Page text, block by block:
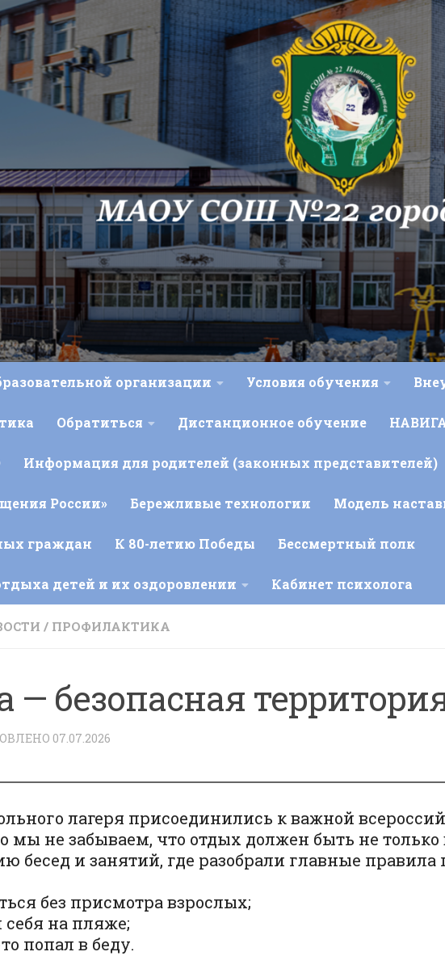
организации Условия обучения
Обратиться Дистанционное обучение
Информация для родителей (законных представителей)
России» Бережливые технологии Модель
граждан К 80-летию Победы Бессмертный полк
детей и их оздоровлении Кабинет психолога
/ ПРОФИЛАКТИКА
— безопасная
07.07.2026
лагеря присоединились к важной
мы не забываем, что отдых должен быть не
бесед и занятий, где разобрали главные
без присмотра взрослых;
себя на пляже;
попал в беду.